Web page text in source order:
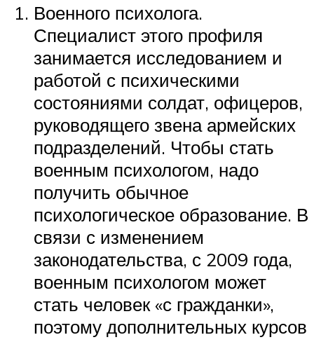
Военного психолога.
Специалист этого профиля
занимается исследованием и
работой с психическими
состояниями солдат, офицеров,
руководящего звена армейских
подразделений. Чтобы стать
военным психологом, надо
получить обычное
психологическое образование. В
связи с изменением
законодательства, с 2009 года,
военным психологом может
стать человек «с гражданки»,
поэтому дополнительных курсов